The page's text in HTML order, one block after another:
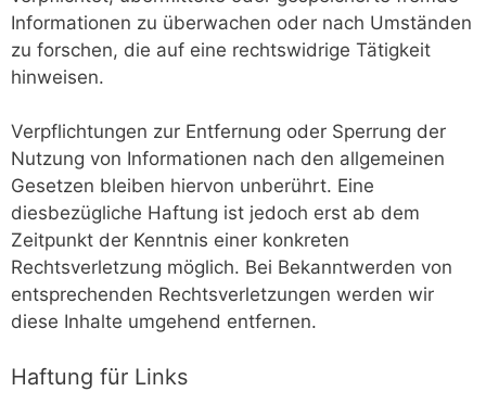
Informationen zu überwachen oder nach Umständen
zu forschen, die auf eine rechtswidrige Tätigkeit
hinweisen.
Verpflichtungen zur Entfernung oder Sperrung der
Nutzung von Informationen nach den allgemeinen
Gesetzen bleiben hiervon unberührt. Eine
diesbezügliche Haftung ist jedoch erst ab dem
Zeitpunkt der Kenntnis einer konkreten
Rechtsverletzung möglich. Bei Bekanntwerden von
entsprechenden Rechtsverletzungen werden wir
diese Inhalte umgehend entfernen.
Haftung für Links